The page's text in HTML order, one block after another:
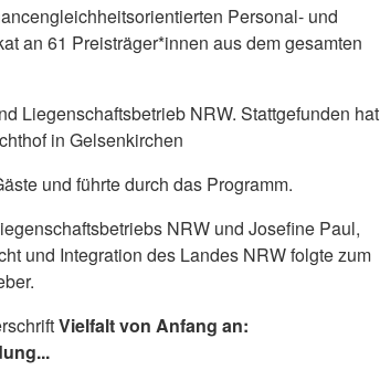
Personal- und
an 61 Preisträger*innen aus dem gesamten
Liegenschaftsbetrieb NRW. Stattgefunden hat
in Gelsenkirchen
und führte durch das Programm.
NRW und Josefine Paul,
und Integration des Landes NRW folgte zum
Vielfalt von Anfang an: